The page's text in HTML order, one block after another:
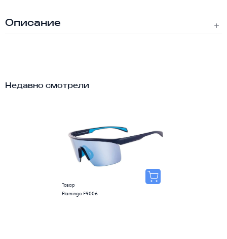
Описание
Недавно смотрели
Товар
Flamingo F9006